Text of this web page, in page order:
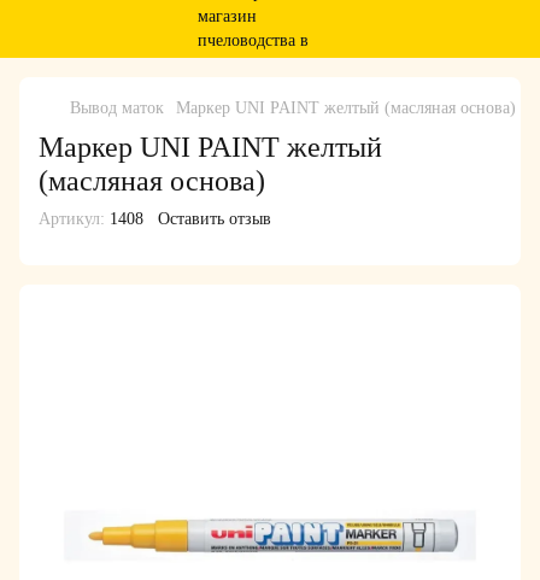
Вывод маток Маркер UNI PAINT желтый (масляная основа)
Маркер UNI PAINT желтый
(масляная основа)
Артикул: 1408 Оставить отзыв